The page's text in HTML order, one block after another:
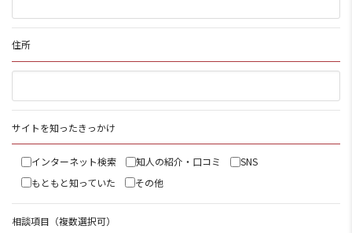
住所
サイトを知ったきっかけ
インターネット検索 知人の紹介・口コミ
SNS
もともと知っていた
その他
相談項目（複数選択可）